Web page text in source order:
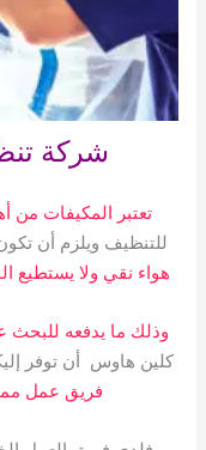
شركة
تعتبر المكيفات من
للتنظيف ويلزم أن
هواء نقي ولا يستطيع
وذلك ما يدفعه للبحث
كلين هاوس أن توفر
فريق عمل